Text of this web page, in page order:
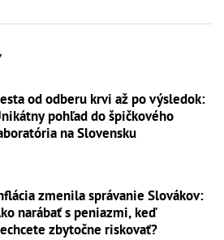
od odberu krvi až po výsledok:
pohľad do špičkového
na Slovensku
zmenila správanie Slovákov:
narábať s peniazmi, keď
zbytočne riskovať?